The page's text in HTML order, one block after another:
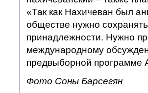
«Так как Нахичеван был
обществе нужно
принадлежности. Нужно
международному
предвыборной программе
Фото Соны Барсегян